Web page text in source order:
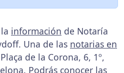
información de Notaría
Una de las notarias en
de la Corona, 6, 1º,
Podrás conocer las